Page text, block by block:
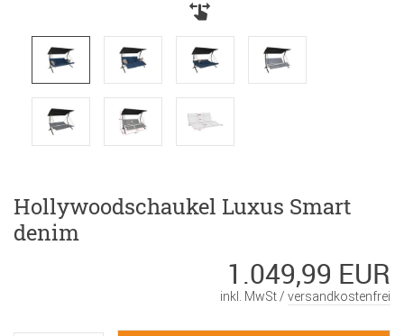
Hollywoodschaukel Luxus Smart
denim
1.049,99 EUR
inkl. MwSt / versandkostenfrei